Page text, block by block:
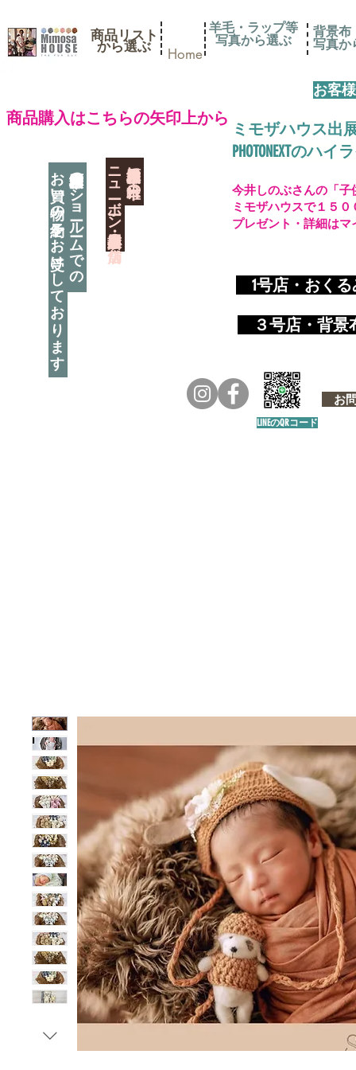
商品リスト
​から選ぶ Home
​商品購入はこちらの矢印上から
神奈川県相模原市に日本唯一の
​ニューボーン撮影用小道具店・３店舗
羊毛・ラップ等
写真から選ぶ
背景布
写真か
お客
ミモザハウス出
PHOTONEXTのハ
神奈川県相模原市のショールームでの
お買い物の予約をお受けしております 1号店・おく
​ ３号店・背
お
今井しのぶさんの「
ミモザハウスで１５
プレゼント・詳細は
LINEのQRコード